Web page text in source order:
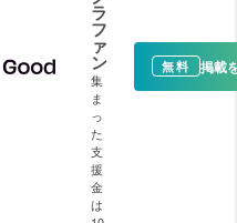
ラ
フ
ァ
ン
集
ま
っ
た
支
援
金
は
無料 掲載